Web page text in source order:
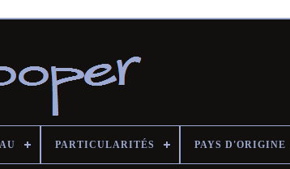
PARTICULARITÉS PAYS D'ORIGINE